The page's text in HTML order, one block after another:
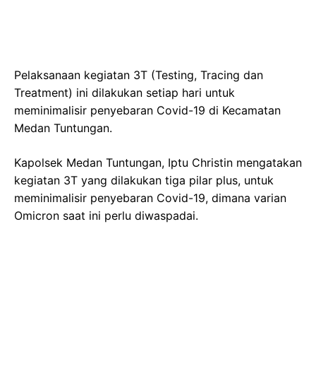
Pelaksanaan kegiatan 3T (Testing, Tracing dan
Treatment) ini dilakukan setiap hari untuk
meminimalisir penyebaran Covid-19 di Kecamatan
Medan Tuntungan.
Kapolsek Medan Tuntungan, Iptu Christin mengatakan
kegiatan 3T yang dilakukan tiga pilar plus, untuk
meminimalisir penyebaran Covid-19, dimana varian
Omicron saat ini perlu diwaspadai.